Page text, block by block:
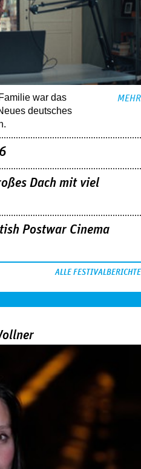
war das
deutsches
MEHR
Dach mit viel
Postwar Cinema
ALLE FESTIVALBERICHTE